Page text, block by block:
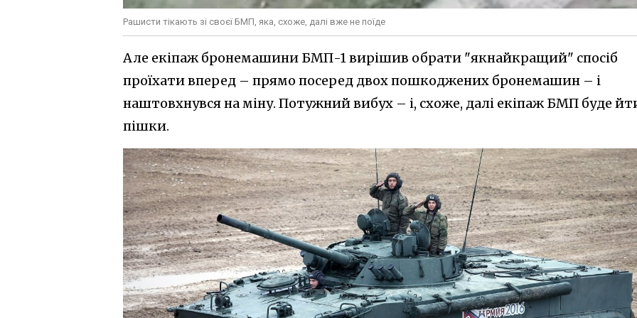
Рашисти тікають зі своєї БМП, яка, схоже, далі вже не поїде
Але екіпаж бронемашини БМП-1 вирішив обрати "якнайкращий" спосіб
проїхати вперед – прямо посеред двох пошкоджених бронемашин – і
наштовхнувся на міну. Потужний вибух – і, схоже, далі екіпаж БМП буде
пішки.